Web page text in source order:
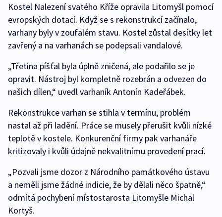
Kostel Nalezení svatého Kříže opravila Litomyšl pomocí
evropských dotací. Když se s rekonstrukcí začínalo,
varhany byly v zoufalém stavu. Kostel zůstal desítky let
zavřený a na varhanách se podepsali vandalové.
„Třetina píšťal byla úplně zničená, ale podařilo se je
opravit. Nástroj byl kompletně rozebrán a odvezen do
našich dílen,“ uvedl varhaník Antonín Kadeřábek.
Rekonstrukce varhan se stihla v termínu, problém
nastal až při ladění. Práce se musely přerušit kvůli nízké
teplotě v kostele. Konkurenční firmy pak varhanáře
kritizovaly i kvůli údajně nekvalitnímu provedení prací.
„Pozvali jsme dozor z Národního památkového ústavu
a neměli jsme žádné indicie, že by dělali něco špatně,“
odmítá pochybení místostarosta Litomyšle Michal
Kortyš.